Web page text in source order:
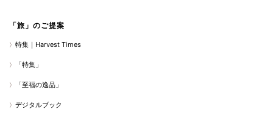
「旅」のご提案
特集｜Harvest Times
「特集」
「至福の逸品」
デジタルブック